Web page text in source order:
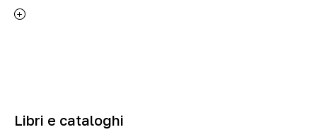
Libri e cataloghi